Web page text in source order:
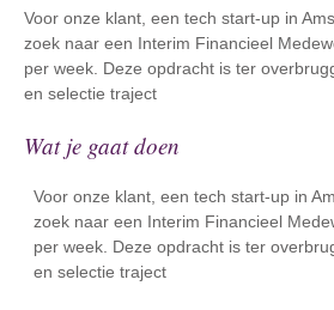
Voor onze klant, een tech start-up in
zoek naar een Interim Financieel
per week. Deze opdracht is ter
en selectie traject
Wat je gaat doen
Voor onze klant, een tech start-up in
zoek naar een Interim Financieel
per week. Deze opdracht is ter
en selectie traject